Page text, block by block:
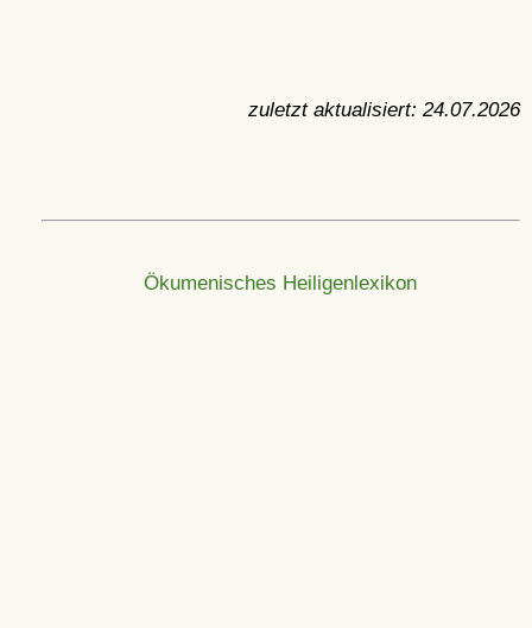
zuletzt aktualisiert: 24.07.2026
Ökumenisches Heiligenlexikon